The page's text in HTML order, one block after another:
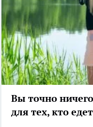
Вы точно
для тех, кто